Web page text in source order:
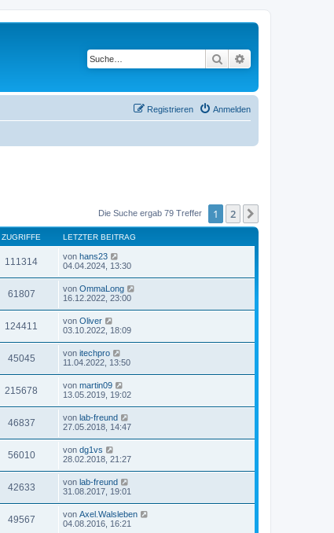
Suche
Anmelden
Registrieren
Die Suche ergab 79 Treffer 1 2
ZUGRIFFE LETZTER BEITRAG
111314 von hans23
04.04.2024, 13:30
61807 von OmmaLong
16.12.2022, 23:00
124411 von Oliver
03.10.2022, 18:09
45045 von itechpro
11.04.2022, 13:50
215678 von martin09
13.05.2019, 19:02
46837 von lab-freund
27.05.2018, 14:47
56010 von dg1vs
28.02.2018, 21:27
42633 von lab-freund
31.08.2017, 19:01
49567 von Axel.Walsleben
04.08.2016, 16:21